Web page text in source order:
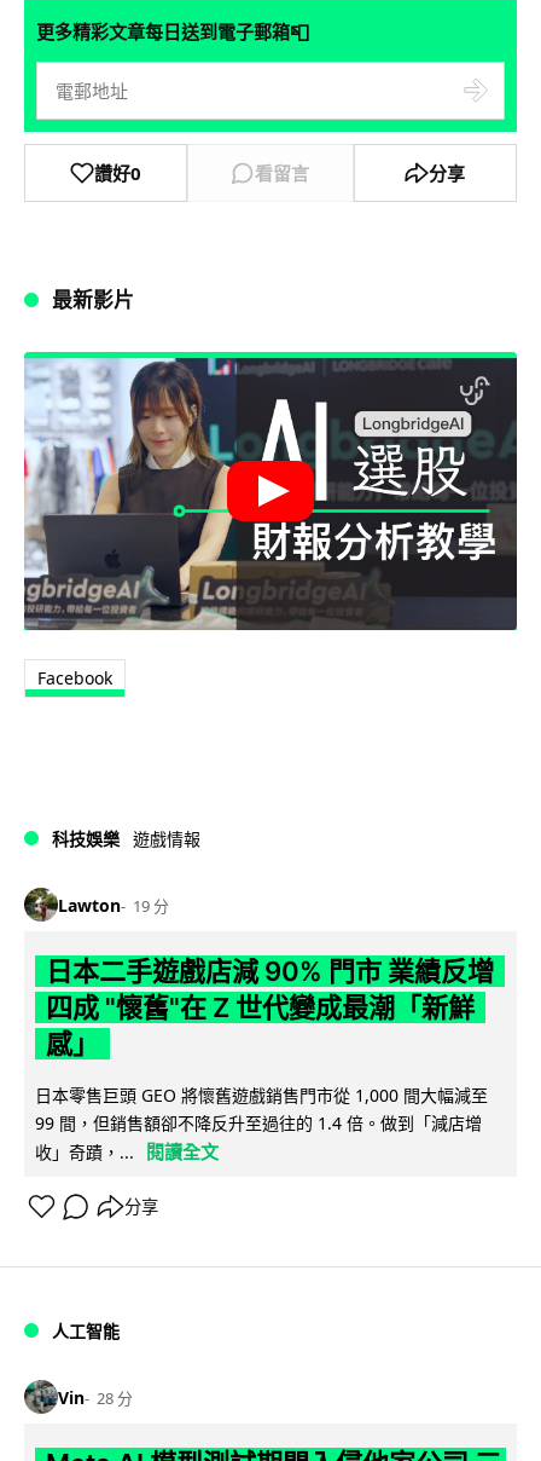
更多精彩文章每日送到電子郵箱📮
讚好0 看留言 分享
最新影片
Facebook
科技娛樂 遊戲情報
Lawton 19 分
日本二手遊戲店減 90% 門市 業績反增
四成 "懷舊"在 Z 世代變成最潮「新鮮
感」
日本零售巨頭 GEO 將懷舊遊戲銷售門市從 1,000 間大幅減至
99 間，但銷售額卻不降反升至過往的 1.4 倍。做到「減店增
收」奇蹟，...
閱讀全文
分享
人工智能
Vin 28 分